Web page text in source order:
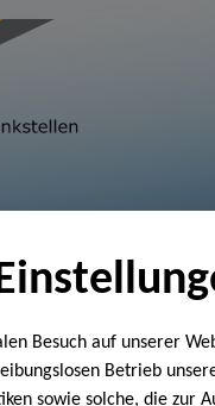
Besuch auf unserer
Betrieb
sowie solche, die zur